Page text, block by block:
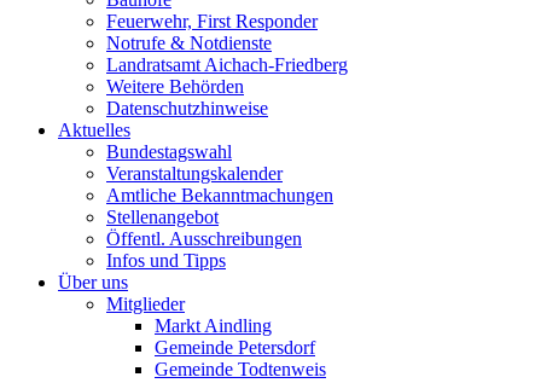
Feuerwehr, First Responder
Notrufe & Notdienste
Landratsamt Aichach-Friedberg
Weitere Behörden
Datenschutzhinweise
Aktuelles
Bundestagswahl
Veranstaltungskalender
Amtliche Bekanntmachungen
Stellenangebot
Öffentl. Ausschreibungen
Infos und Tipps
Über uns
Mitglieder
Markt Aindling
Gemeinde Petersdorf
Gemeinde Todtenweis